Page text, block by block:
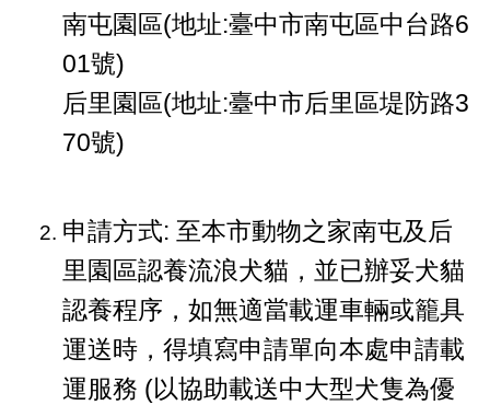
南屯園區(地址:臺中市南屯區中台路6
01號)
后里園區(地址:臺中市后里區堤防路3
70號)
申請方式: 至本市動物之家南屯及后
里園區認養流浪犬貓，並已辦妥犬貓
認養程序，如無適當載運車輛或籠具
運送時，得填寫申請單向本處申請載
運服務 (以協助載送中大型犬隻為優